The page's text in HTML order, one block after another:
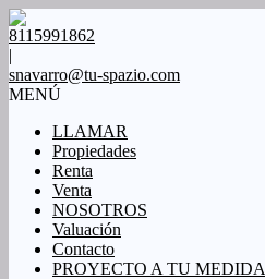
8115991862
|
snavarro@tu-spazio.com
MENÚ
LLAMAR
Propiedades
Renta
Venta
NOSOTROS
Valuación
Contacto
PROYECTO A TU MEDIDA